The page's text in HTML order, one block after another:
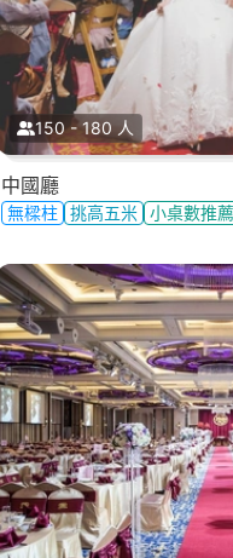
150 - 180 人
中國廳
無樑柱
挑高五米 小桌數推薦